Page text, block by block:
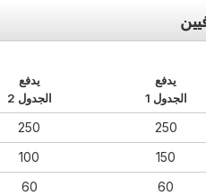
يدفع
الجدول 1
يدفع
الجدول 2
250
250
150
100
60
60